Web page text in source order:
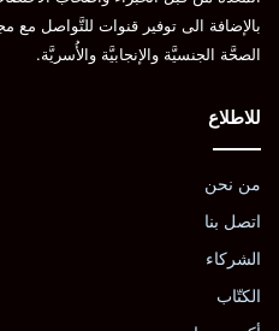
بالإضافة الى توفير قنوات للتَّواصل مع
الصحَّة الجنسيَّة والإنجابيَّة والأُسريَّة.
للاطلاع
من نحن
اتصل بنا
الشركاء
الكتّاب